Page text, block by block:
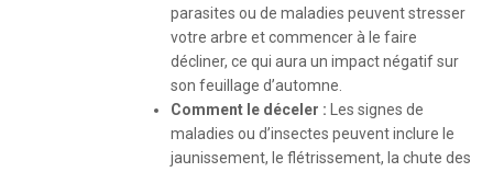
parasites ou de maladies peuvent stresser
votre arbre et commencer à le faire
décliner, ce qui aura un impact négatif sur
son feuillage d’automne.
Comment le déceler : Les signes de
maladies ou d’insectes peuvent inclure le
jaunissement, le flétrissement, la chute des